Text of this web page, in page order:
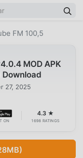
FM 100,5
MOD APK
27, 2025
ON
4.3 ★
1698 RATINGS